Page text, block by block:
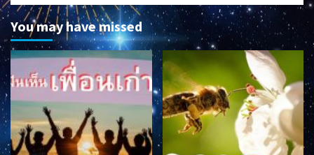
You may have missed